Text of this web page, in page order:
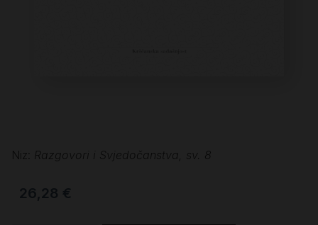
Niz: Razgovori i Svjedočanstva, sv. 8
26,28 €